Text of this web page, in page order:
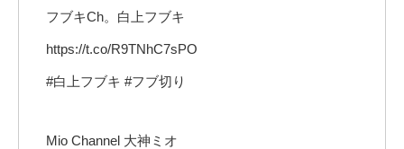
フブキCh。白上フブキ
https://t.co/R9TNhC7sPO
#白上フブキ #フブ切り
Mio Channel 大神ミオ